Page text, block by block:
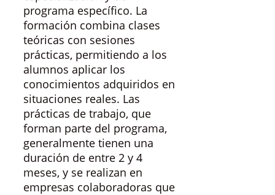
programa específico. La
formación combina clases
teóricas con sesiones
prácticas, permitiendo a los
alumnos aplicar los
conocimientos adquiridos en
situaciones reales. Las
prácticas de trabajo, que
forman parte del programa,
generalmente tienen una
duración de entre 2 y 4
meses, y se realizan en
empresas colaboradoras que